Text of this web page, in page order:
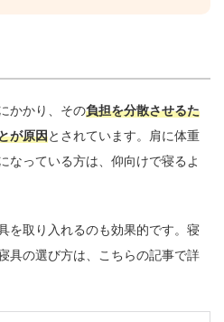
かかり、その負担を分散させるた
が原因とされています。肩に体重
なっている方は、仰向けで寝るよ
を取り入れるのも効果的です。寝
具の選び方は、こちらの記事で詳